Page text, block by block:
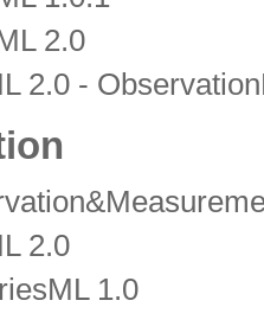
2.0
2.0 -
2.0
1.0